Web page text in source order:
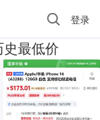
登录
最低价